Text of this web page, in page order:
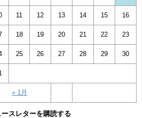
« 1月
11 12 13 14 15 16
18 19 20 21 22 23
25 26 27 28 29 30
ースレターを購読する